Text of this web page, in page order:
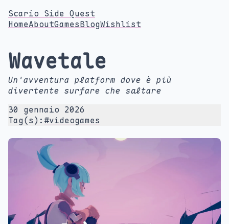
Scario Side Quest
HomeAboutGamesBlogWishlist
Wavetale
Un'avventura platform dove è più
divertente surfare che saltare
30 gennaio 2026
Tag(s): #videogames